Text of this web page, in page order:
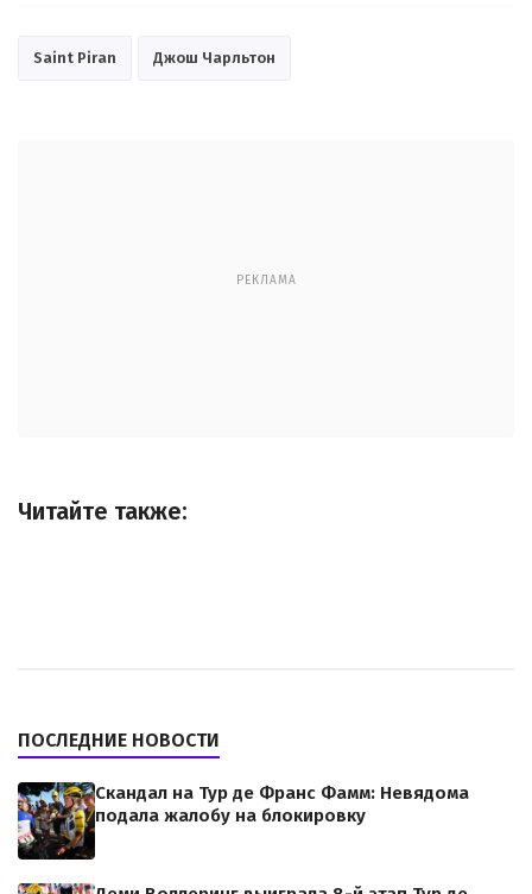
Saint Piran Джош Чарльтон
РЕКЛАМА
Читайте также:
ПОСЛЕДНИЕ НОВОСТИ
Скандал на Тур де Франс Фамм: Невядома
подала жалобу на блокировку